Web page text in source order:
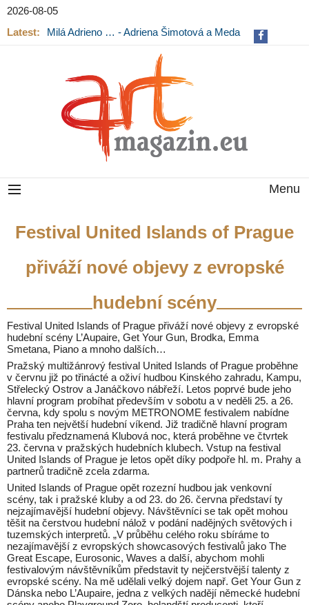
2026-08-05
Latest:
Milá Adrieno … - Adriena Šimotová a Meda
Menu
Festival United Islands of Prague
přiváží nové objevy z evropské
hudební scény
Festival United Islands of Prague přiváží nové objevy z evropské
hudební scény L’Aupaire, Get Your Gun, Brodka, Emma
Smetana, Piano a mnoho dalších…
Pražský multižánrový festival United Islands of Prague proběhne
v červnu již po třinácté a oživí hudbou Kinského zahradu, Kampu,
Střelecký Ostrov a Janáčkovo nábřeží. Letos poprvé bude jeho
hlavní program probíhat především v sobotu a v neděli 25. a 26.
června, kdy spolu s novým METRONOME festivalem nabídne
Praha ten největší hudební víkend. Již tradičně hlavní program
festivalu předznamená Klubová noc, která proběhne ve čtvrtek
23. června v pražských hudebních klubech. Vstup na festival
United Islands of Prague je letos opět díky podpoře hl. m. Prahy a
partnerů tradičně zcela zdarma.
United Islands of Prague opět rozezní hudbou jak venkovní
scény, tak i pražské kluby a od 23. do 26. června představí ty
nejzajímavější hudební objevy. Návštěvníci se tak opět mohou
těšit na čerstvou hudební nálož v podání nadějných světových i
tuzemských interpretů. „V průběhu celého roku sbíráme to
nezajímavější z evropských showcasových festivalů jako The
Great Escape, Eurosonic, Waves a další, abychom mohli
festivalovým návštěvníkům představit ty nejčerstvější talenty z
evropské scény. Na mě udělali velký dojem např. Get Your Gun z
Dánska nebo L’Aupaire, jedna z velkých nadějí německé hudební